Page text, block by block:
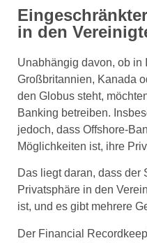
in den
Unabhängig davon, ob in
Großbritannien, Kanada
den Globus steht,
Banking betreiben.
jedoch, dass Offshore-
Möglichkeiten ist, ihre
Das liegt daran, dass der
Privatsphäre in den
ist, und es gibt mehrere
Der Financial